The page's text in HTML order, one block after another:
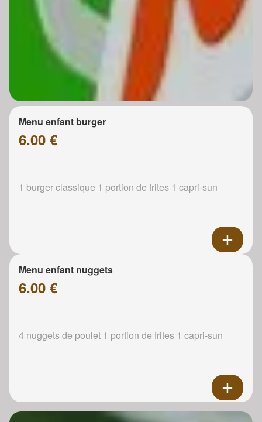
Menu enfant burger
6.00 €
1 burger classique 1 portion de frites 1 capri-sun
Menu enfant nuggets
6.00 €
4 nuggets de poulet 1 portion de frites 1 capri-sun